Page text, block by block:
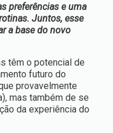
preferências e uma
Juntos, esse
a base do novo
têm o potencial de
futuro do
provavelmente
mas também de se
da experiência do